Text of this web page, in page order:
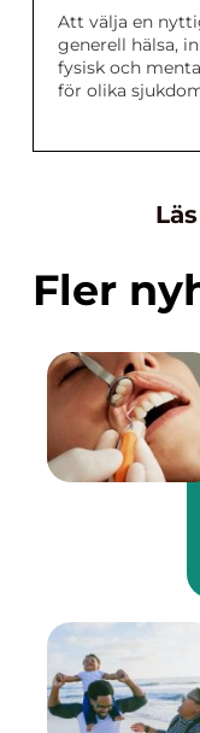
Att välja en
generell hälsa,
fysisk och
för olika
Fler